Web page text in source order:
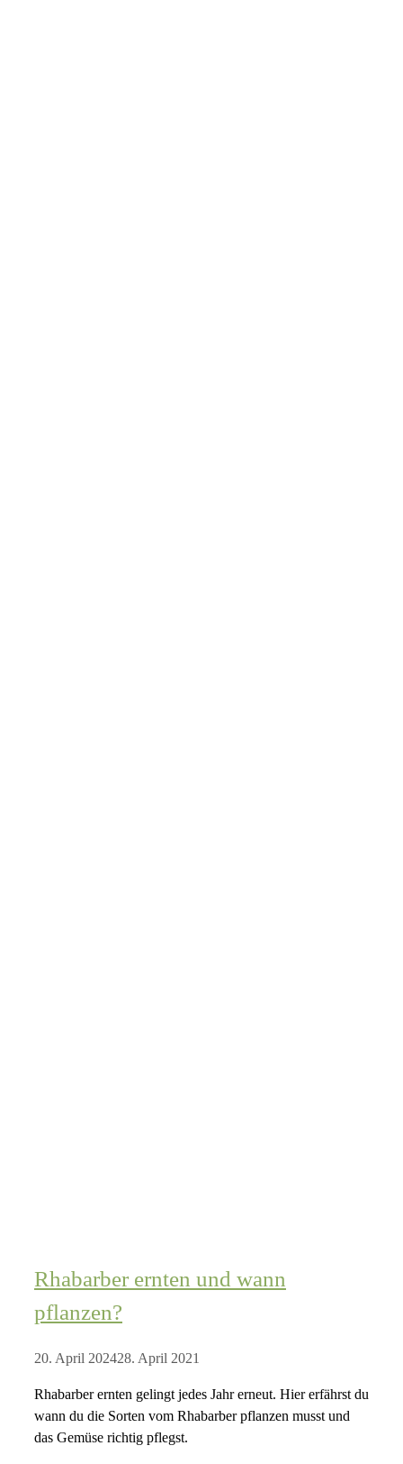
Rhabarber ernten und wann
pflanzen?
20. April 202428. April 2021
Rhabarber ernten gelingt jedes Jahr erneut. Hier erfährst du
wann du die Sorten vom Rhabarber pflanzen musst und
das Gemüse richtig pflegst.